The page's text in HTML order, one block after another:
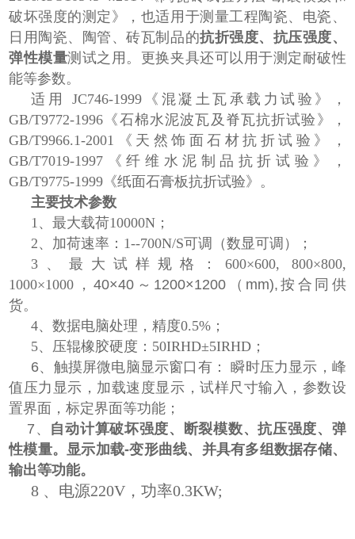
破坏强度的测定》，也适用于测量工程陶瓷、电瓷、
日用陶瓷、陶管、砖瓦制品的抗折强度、抗压强度、
弹性模量测试之用。更换夹具还可以用于测定耐破性
能等参数。
适用 JC746-1999《混凝土瓦承载力试验》，
GB/T9772-1996《石棉水泥波瓦及脊瓦抗折试验》，
GB/T9966.1-2001《天然饰面石材抗折试验》，
GB/T7019-1997《纤维水泥制品抗折试验》，
GB/T9775-1999《纸面石膏板抗折试验》。
主要技术参数
1、最大载荷10000N；
2、 加荷速率： 1--700N/S可调（数显可调）；
3、 最大试样规格： 600×600, 800×800,
1000×1000，40×40～1200×1200（mm), 按合同供
货。
4、数据电脑处理，精度0.5%；
5、 压辊橡胶硬度： 50IRHD±5IRHD；
6、触摸屏微电脑显示窗口有： 瞬时压力显示，峰
值压力显示，加载速度显示，试样尺寸输入，参数设
置界面，标定界面等功能；
7、 自动计算破坏强度、断裂模数、抗压强度、 弹
性模量。显示加载-变形曲线、并具有多组数据存储、
输出等功能。
8 、电源220V，功率0.3KW;